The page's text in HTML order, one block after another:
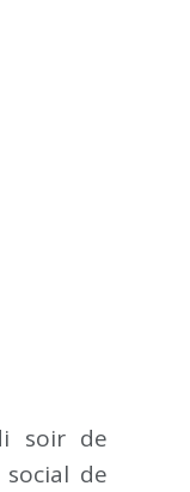
soir de
de